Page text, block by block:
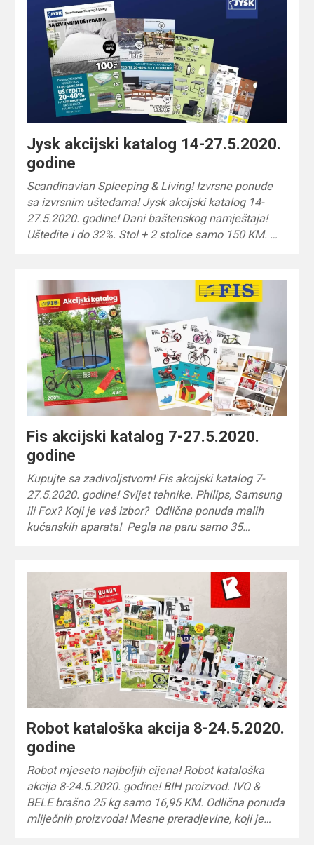
Jysk akcijski katalog 14-27.5.2020.
godine
Scandinavian Spleeping & Living! Izvrsne ponude
sa izvrsnim uštedama! Jysk akcijski katalog 14-
27.5.2020. godine! Dani baštenskog namještaja!
Uštedite i do 32%. Stol + 2 stolice samo 150 KM. …
Fis akcijski katalog 7-27.5.2020.
godine
Kupujte sa zadivoljstvom! Fis akcijski katalog 7-
27.5.2020. godine! Svijet tehnike. Philips, Samsung
ili Fox? Koji je vaš izbor? Odlična ponuda malih
kućanskih aparata! Pegla na paru samo 35…
Robot kataloška akcija 8-24.5.2020.
godine
Robot mjeseto najboljih cijena! Robot kataloška
akcija 8-24.5.2020. godine! BIH proizvod. IVO &
BELE brašno 25 kg samo 16,95 KM. Odlična ponuda
mliječnih proizvoda! Mesne preradjevine, koji je…